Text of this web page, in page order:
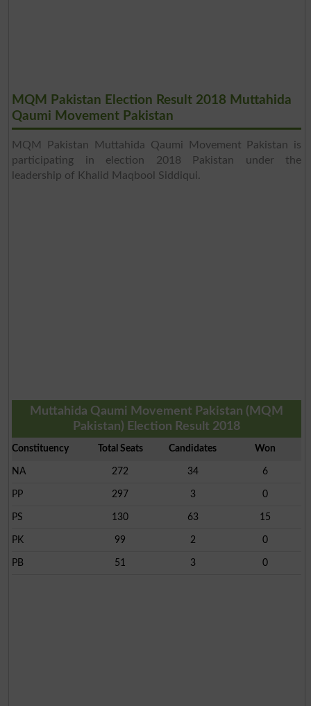
MQM Pakistan Election Result 2018 Muttahida
Qaumi Movement Pakistan
MQM Pakistan Muttahida Qaumi Movement Pakistan is
participating in election 2018 Pakistan under the
leadership of Khalid Maqbool Siddiqui.
Muttahida Qaumi Movement Pakistan (MQM
Pakistan) Election Result 2018
Constituency Total Seats Candidates Won
NA 272 34 6
PP 297 3 0
PS 130 63 15
PK 99 2 0
PB 51 3 0